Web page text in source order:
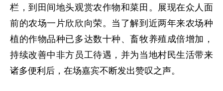
栏，到田间地头观赏农作物和菜田。展现在众人面
前的农场一片欣欣向荣。当了解到近两年来农场种
植的作物品种已多达数十种、畜牧养殖成倍增加，
持续改善中非方员工待遇，并为当地村民生活带来
诸多便利后，在场嘉宾不断发出赞叹之声。